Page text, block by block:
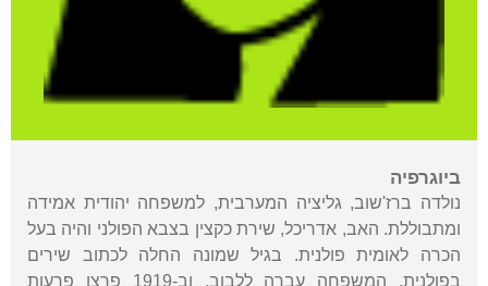
ביוגרפיה
נולדה ברז'שוב, גליציה המערבית, למשפחה יהודית אמידה
ומתבוללת. האב, אדריכל, שירת כקצין בצבא הפולני והיה בעל
הכרה לאומית פולנית. בגיל שמונה החלה לכתוב שירים
בפולנית. המשפחה עברה ללבוב, וב-1919 פרצו פרעות